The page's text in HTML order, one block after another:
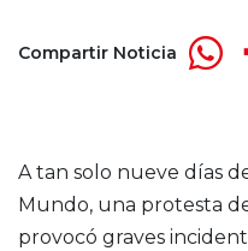
Compartir Noticia
A tan solo nueve días
Mundo, una protesta
provocó graves